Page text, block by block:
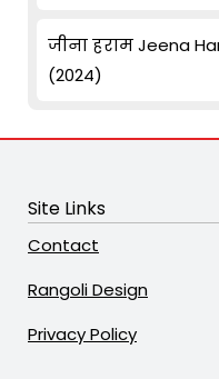
जीना हराम Jeena
(2024)
Site Links
Contact
Rangoli Design
Privacy Policy